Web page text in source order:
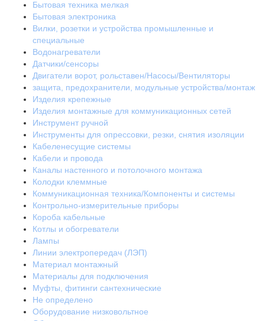
Бытовая техника мелкая
Бытовая электроника
Вилки, розетки и устройства промышленные и
специальные
Водонагреватели
Датчики/сенсоры
Двигатели ворот, рольставен/Насосы/Вентиляторы
защита, предохранители, модульные устройства/монтаж
Изделия крепежные
Изделия монтажные для коммуникационных сетей
Инструмент ручной
Инструменты для опрессовки, резки, снятия изоляции
Кабеленесущие системы
Кабели и провода
Каналы настенного и потолочного монтажа
Колодки клеммные
Коммуникационная техника/Компоненты и системы
Контрольно-измерительные приборы
Короба кабельные
Котлы и обогреватели
Лампы
Линии электропередач (ЛЭП)
Материал монтажный
Материалы для подключения
Муфты, фитинги сантехнические
Не определено
Оборудование низковольтное